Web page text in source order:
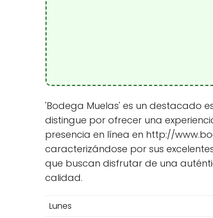
'Bodega Muelas' es un destacado
distingue por ofrecer una
presencia en línea en http://
caracterizándose por sus
que buscan disfrutar de una
calidad.
Lunes